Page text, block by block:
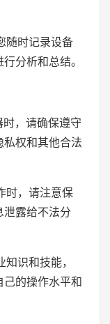
随时记录设备
分析和总结。
，请确保遵守
权和其他合法
时，请注意保
露给不法分
识和技能，
的操作水平和